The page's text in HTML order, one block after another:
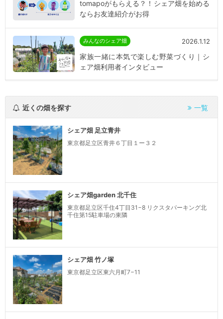
tomapoがもらえる？！シェア畑を始める
ならお友達紹介がお得
みんなのシェア畑 2026.1.12
家族一緒に本気で楽しむ野菜づくり｜シ
ェア畑利用者インタビュー
近くの畑を探す 一覧
シェア畑 足立青井
東京都足立区青井６丁目１ー３２
シェア畑garden 北千住
東京都足立区千住4丁目31−8 リクスタパーキング北
千住第15駐車場の東隣
シェア畑 竹ノ塚
東京都足立区東六月町7−11